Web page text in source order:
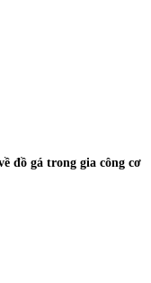
đồ gá trong gia công cơ